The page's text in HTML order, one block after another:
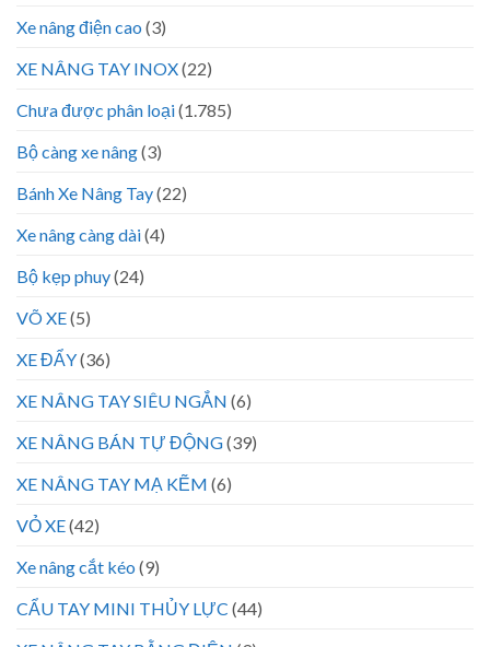
Xe nâng điện cao (3)
XE NÂNG TAY INOX(22)
Chưa được phân loại(1.785)
Bộ càng xe nâng(3)
Bánh Xe Nâng Tay(22)
Xe nâng càng dài(4)
Bộ kẹp phuy(24)
VÕ XE(5)
XE ĐẨY(36)
XE NÂNG TAY SIÊU NGẮN (6)
XE NÂNG BÁN TỰ ĐỘNG(39)
XE NÂNG TAY MẠ KẼM (6)
VỎ XE(42)
Xe nâng cắt kéo (9)
CẨU TAY MINI THỦY LỰC (44)